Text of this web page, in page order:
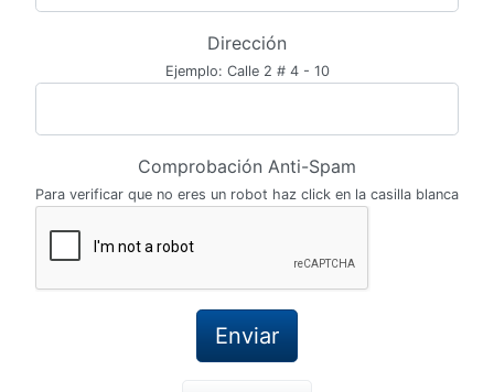
Dirección
Ejemplo: Calle 2 # 4 - 10
Comprobación Anti-Spam
Para verificar que no eres un robot haz click en la casilla blanca